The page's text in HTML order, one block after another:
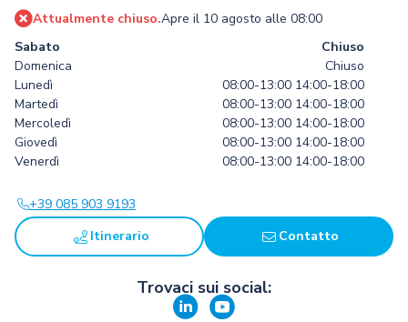
Attualmente chiuso.Apre il 10 agosto alle 08:00
Sabato
Chiuso
Domenica
Chiuso
Lunedì
08:00-13:00 14:00-18:00
Martedì
08:00-13:00 14:00-18:00
Mercoledì
08:00-13:00 14:00-18:00
Giovedì
08:00-13:00 14:00-18:00
Venerdì
08:00-13:00 14:00-18:00
+39 085 903 9193
Itinerario
Contatto
Trovaci sui social: